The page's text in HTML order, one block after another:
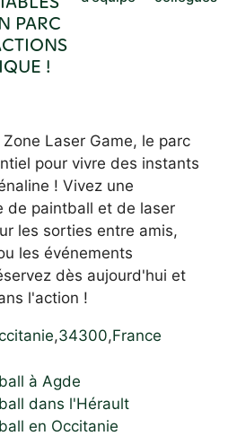
PARC
!
Laser Game, le parc
pour vivre des instants
! Vivez une
de paintball et de laser
les sorties entre amis,
les événements
dès aujourd'hui et
l'action !
,34300,France
à Agde
dans l'Hérault
en Occitanie